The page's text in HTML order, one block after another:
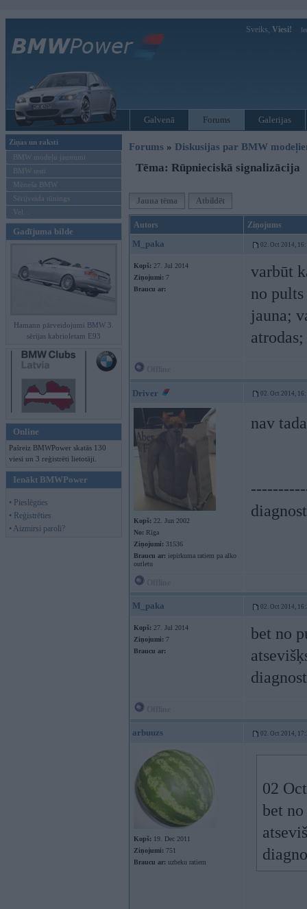
Sveiks, Viesi!
Galvenā Forums Galerijas
Ziņas un raksti
BMW modeļu jaunumi
BMW testi
Mēneša BMW
Sērijveida tūnings
Vel...
Gadījuma bilde
Hamann pārveidojumi BMW 3.
sērijas kabrioletam E93
Online
Pašreiz BMWPower skatās 130
viesi un 3 reģistrēti lietotāji.
Ienākt BMWPower
• Pieslēgties
• Reģistrēties
• Aizmirsi paroli?
Forums » Diskusijas par BMW
Tēma: Rūpnieciskā signalizācija
Jauna tēma Atbildēt
Autors Ziņojums
M_paka 02. Oct 2014,
Kopš: 27. Jul 2014
Ziņojumi: 7
Braucu ar:
varbūt
no
jauna;
atrodas;
Driver 02. Oct 2014,
Kopš: 22. Jun 2002
No: Rīga
Ziņojumi: 31536
Braucu ar: iepirkuma ratiem pa alko
outletu
nav
M_paka 02. Oct 2014,
Kopš: 27. Jul 2014
Ziņojumi: 7
Braucu ar:
bet no
arbuuzs 02. Oct 2014,
Kopš: 19. Dec 2011
Ziņojumi: 751
Braucu ar: uzbeku ratiem
02
bet